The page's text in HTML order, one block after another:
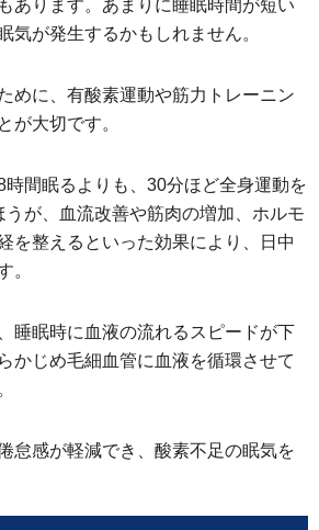
あります。あまりに睡眠時間が短い
気が発生するかもしれません。
めに、有酸素運動や筋力トレーニン
が大切です。
間眠るよりも、30分ほど全身運動を
うが、血流改善や筋肉の増加、ホルモ
を整えるといった効果により、日中
。
睡眠時に血液の流れるスピードが下
かじめ毛細血管に血液を循環させて
怠感が軽減でき、酸素不足の眠気を